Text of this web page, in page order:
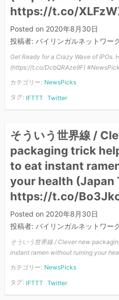
https://t.co/
Posted on 2020年8月30日
投稿者: バイリンガルネットワ
Get Ready for a Crazy Wave of IPOs.
(https://t.co/DcbQRAze9F)
カテゴリー: NewsPicks
タグ: IFTTT Twitter
そういう世界線 /
packaging trick
to eat instant
your health (Japan
https://t.co/
Posted on 2020年8月30日
投稿者: バイリンガルネットワ
そういう世界線 / Clever new
instant ramen without ruining your
カテゴリー: NewsPicks
タグ: IFTTT Twitter